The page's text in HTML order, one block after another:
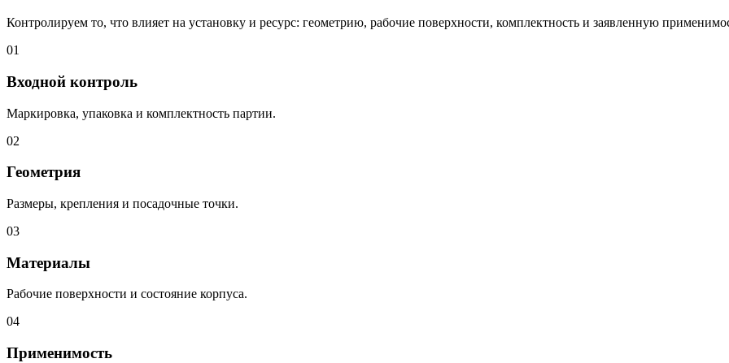
Контролируем то, что влияет на установку и ресурс: геометрию, рабочие поверхности, комплектность и заявленную
01
Входной контроль
Маркировка, упаковка и комплектность партии.
02
Геометрия
Размеры, крепления и посадочные точки.
03
Материалы
Рабочие поверхности и состояние корпуса.
04
Применимость